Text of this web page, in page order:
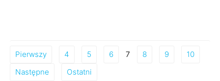
Pierwszy 4 5 6 7 8 9
10
Następne
Ostatni